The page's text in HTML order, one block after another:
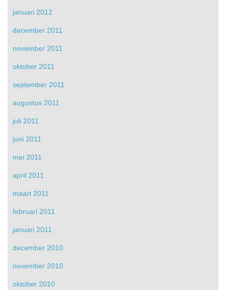
januari 2012
december 2011
november 2011
oktober 2011
september 2011
augustus 2011
juli 2011
juni 2011
mei 2011
april 2011
maart 2011
februari 2011
januari 2011
december 2010
november 2010
oktober 2010